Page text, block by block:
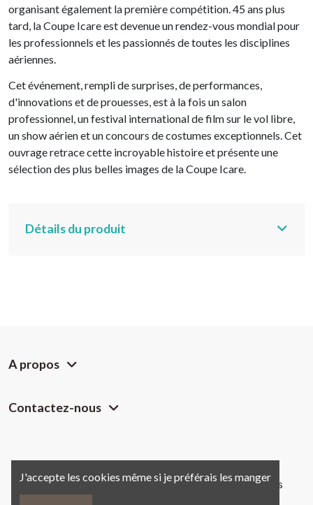
organisant également la première compétition. 45 ans plus
tard, la Coupe Icare est devenue un rendez-vous mondial pour
les professionnels et les passionnés de toutes les disciplines
aériennes.
Cet événement, rempli de surprises, de performances,
d'innovations et de prouesses, est à la fois un salon
professionnel, un festival international de film sur le vol libre,
un show aérien et un concours de costumes exceptionnels. Cet
ouvrage retrace cette incroyable histoire et présente une
sélection des plus belles images de la Coupe Icare.
Détails du produit
A propos
Contactez-nous
Copyright @Chemin des Crêtes.Tous droits réservés
J'accepte les cookies même si je préférais les manger